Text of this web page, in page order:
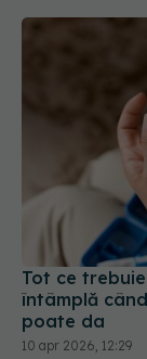
Tot ce
întâmplă
poate da
10 apr 2026, 12:29